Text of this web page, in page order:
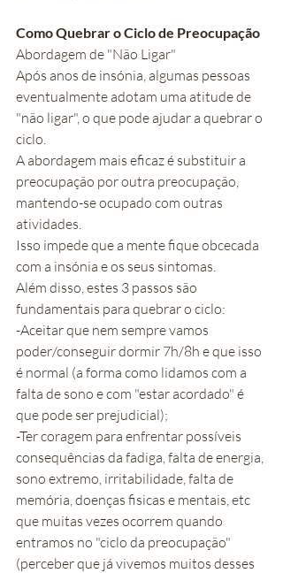
Como Quebrar o Ciclo de Preocupação
Abordagem de "Não Ligar"
Após anos de insónia, algumas pessoas
eventualmente adotam uma atitude de
"não ligar", o que pode ajudar a quebrar o
ciclo.
A abordagem mais eficaz é substituir a
preocupação por outra preocupação,
mantendo-se ocupado com outras
atividades.
Isso impede que a mente fique obcecada
com a insónia e os seus sintomas.
Além disso, estes 3 passos são
fundamentais para quebrar o ciclo:
-Aceitar que nem sempre vamos
poder/conseguir dormir 7h/8h e que isso
é normal (a forma como lidamos com a
falta de sono e com "estar acordado" é
que pode ser prejudicial);
-Ter coragem para enfrentar possíveis
consequências da fadiga, falta de energia,
sono extremo, irritabilidade, falta de
memória, doenças fisicas e mentais, etc
que muitas vezes ocorrem quando
entramos no "ciclo da preocupação"
(perceber que já vivemos muitos desses